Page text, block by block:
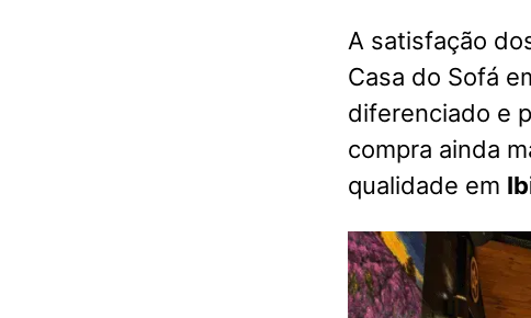
A satisfação
Casa do Sofá
diferenciado e
compra ainda
qualidade em